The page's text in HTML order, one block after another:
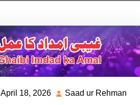
April 18, 2026 AprilSaad ur Rehman